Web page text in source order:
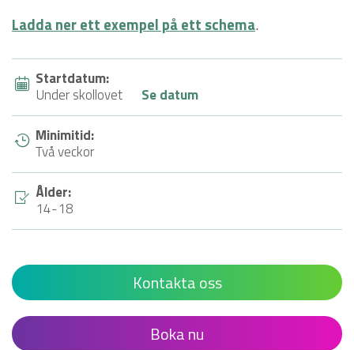
Ladda ner ett exempel på ett schema.
Startdatum:
Under skollovet
Se datum
Minimitid:
Två veckor
Ålder:
14-18
Kontakta oss
Boka nu